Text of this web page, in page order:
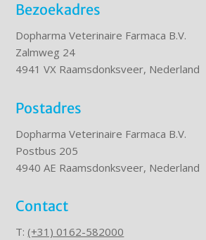
Bezoekadres
Dopharma Veterinaire Farmaca B.V.
Zalmweg 24
4941 VX Raamsdonksveer, Nederland
Postadres
Dopharma Veterinaire Farmaca B.V.
Postbus 205
4940 AE Raamsdonksveer, Nederland
Contact
T:(+31) 0162-582000